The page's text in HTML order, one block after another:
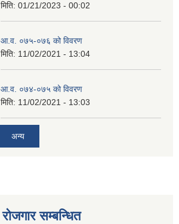
मिति: 01/21/2023 - 00:02
आ.व. ०७५-०७६ को विवरण
मिति: 11/02/2021 - 13:04
आ.व. ०७४-०७५ को विवरण
मिति: 11/02/2021 - 13:03
अन्य
रोजगार सम्बन्धित